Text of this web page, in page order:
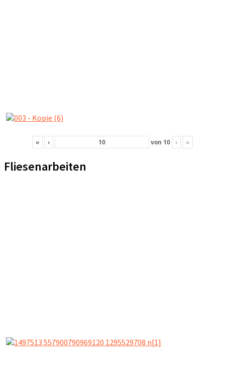
« ‹ von 10 › »
Fliesenarbeiten